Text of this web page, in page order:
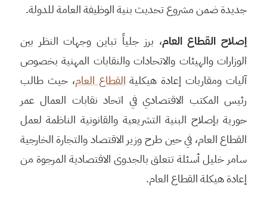
جديدة ضمن مشروع تحديث بنية الوظيفة العامة للدولة.
إصلاح القطاع العام، برز جلياً تباين وجهات النظر بين
الوزارات والهيئات والاتحادات والنقابات المهنية بخصوص
آليات ومقاربات إعادة هيكلية القطاع العام، حيث طالب
رئيس المكتب الاقتصادي في اتحاد نقابات العمال عمر
حورية بإصلاح البنية التشريعية والقانونية الناظمة لعمل
القطاع العام، في حين طرح وزير الاقتصاد والتجارة الخارجية
سامر خليل أسئلة تتعلق بالجدوى الاقتصادية المرجوة من
إعادة هيكلة القطاع العام.